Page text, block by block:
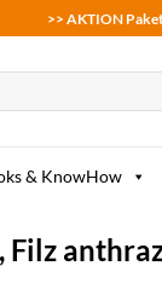
>> AKTION
& KnowHow
Filz